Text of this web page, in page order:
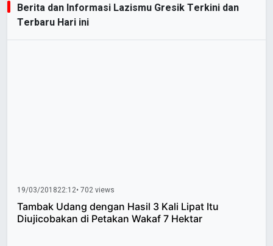
Berita dan Informasi Lazismu Gresik Terkini dan
Terbaru Hari ini
19/03/201822:12• 702 views
Tambak Udang dengan Hasil 3 Kali Lipat Itu
Diujicobakan di Petakan Wakaf 7 Hektar